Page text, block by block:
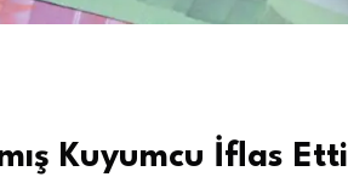
Kuyumcu İflas Etti